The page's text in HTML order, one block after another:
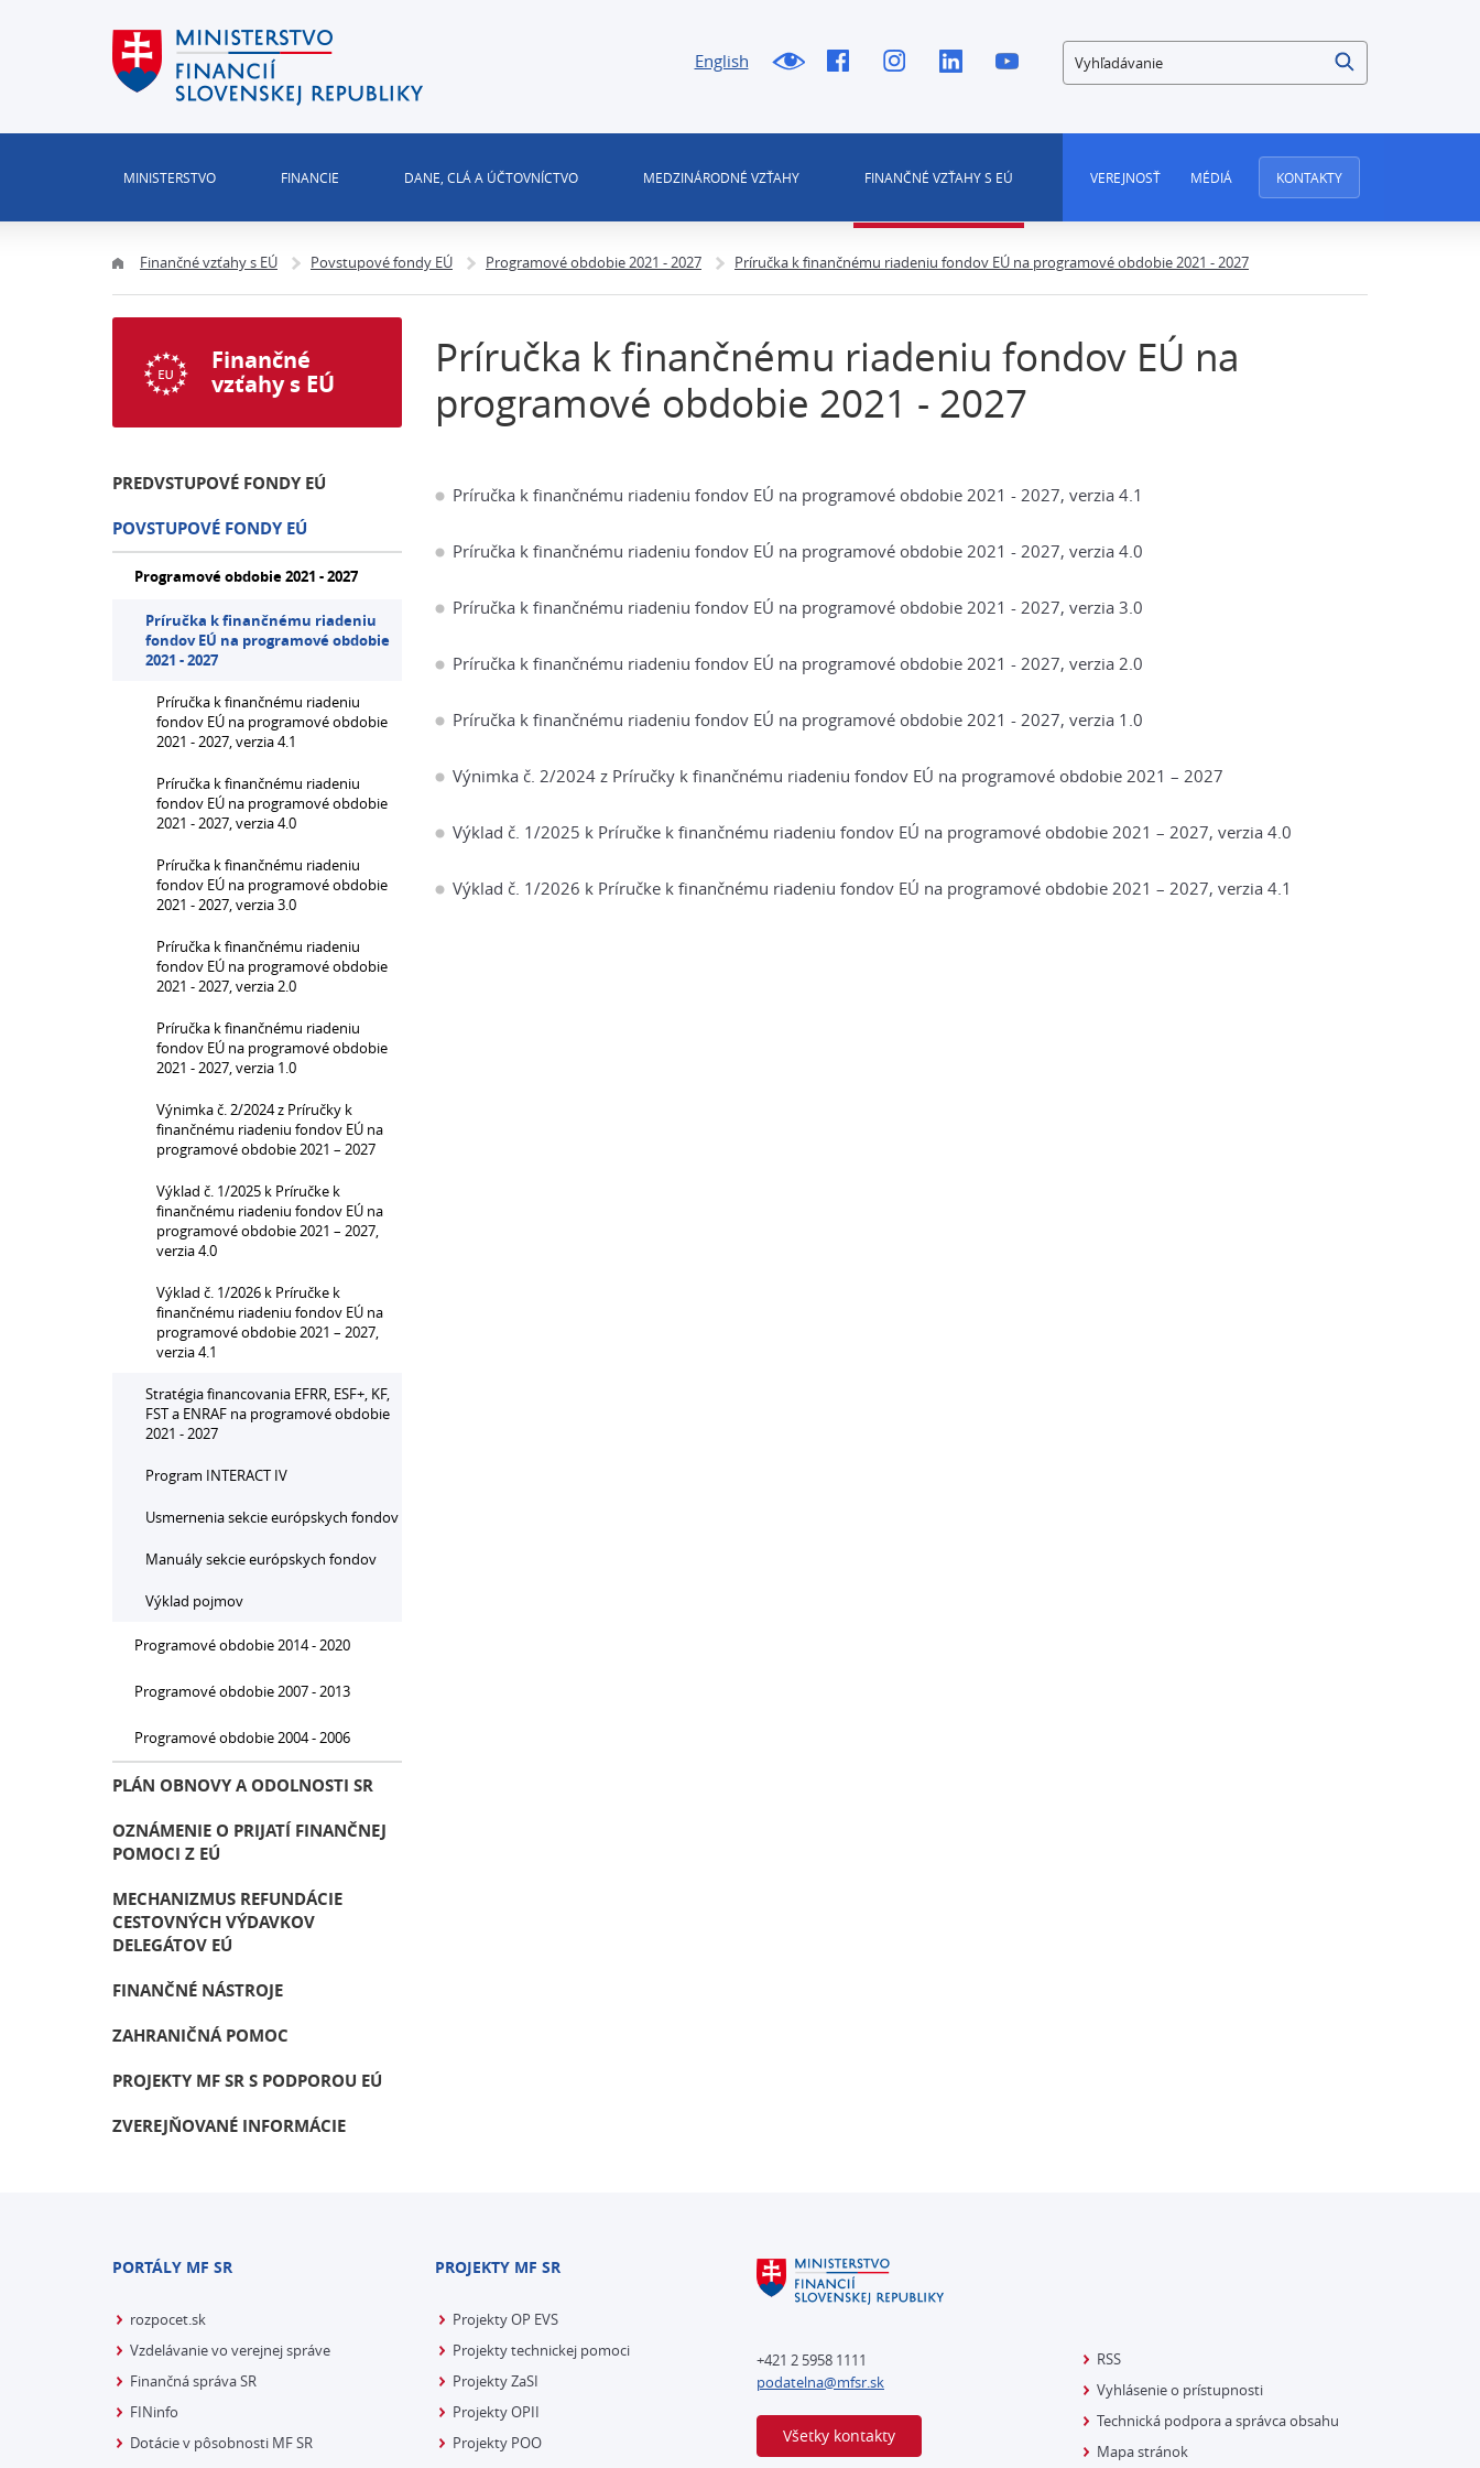
English Vyhľadávanie
MINISTERSTVO FINANCIE DANE, CLÁ A ÚČTOVNÍCTVO MEDZINÁRODNÉ VZŤAHY FINANČNÉ VZŤAHY S EÚ VEREJNOSŤ MÉDIÁ KONTAKTY
Finančné vzťahy s EÚ Povstupové fondy EÚ Programové obdobie 2021 - 2027 Príručka k finančnému riadeniu fondov EÚ na programové obdobie 2021 - 2027
Príručka k finančnému riadeniu fondov EÚ na
programové obdobie 2021 - 2027
Príručka k finančnému riadeniu fondov EÚ na programové obdobie 2021 - 2027, verzia 4.1
Príručka k finančnému riadeniu fondov EÚ na programové obdobie 2021 - 2027, verzia 4.0
Príručka k finančnému riadeniu fondov EÚ na programové obdobie 2021 - 2027, verzia 3.0
Príručka k finančnému riadeniu fondov EÚ na programové obdobie 2021 - 2027, verzia 2.0
Príručka k finančnému riadeniu fondov EÚ na programové obdobie 2021 - 2027, verzia 1.0
Výnimka č. 2/2024 z Príručky k finančnému riadeniu fondov EÚ na programové obdobie 2021 – 2027
Výklad č. 1/2025 k Príručke k finančnému riadeniu fondov EÚ na programové obdobie 2021 – 2027, verzia 4.0
Výklad č. 1/2026 k Príručke k finančnému riadeniu fondov EÚ na programové obdobie 2021 – 2027, verzia 4.1
Finančné
vzťahy s EÚ
PREDVSTUPOVÉ FONDY EÚ
POVSTUPOVÉ FONDY EÚ
Programové obdobie 2021 - 2027
Príručka k finančnému riadeniu
fondov EÚ na programové obdobie
2021 - 2027
Príručka k finančnému riadeniu
fondov EÚ na programové obdobie
2021 - 2027, verzia 4.1
Príručka k finančnému riadeniu
fondov EÚ na programové obdobie
2021 - 2027, verzia 4.0
Príručka k finančnému riadeniu
fondov EÚ na programové obdobie
2021 - 2027, verzia 3.0
Príručka k finančnému riadeniu
fondov EÚ na programové obdobie
2021 - 2027, verzia 2.0
Príručka k finančnému riadeniu
fondov EÚ na programové obdobie
2021 - 2027, verzia 1.0
Výnimka č. 2/2024 z Príručky k
finančnému riadeniu fondov EÚ na
programové obdobie 2021 – 2027
Výklad č. 1/2025 k Príručke k
finančnému riadeniu fondov EÚ na
programové obdobie 2021 – 2027,
verzia 4.0
Výklad č. 1/2026 k Príručke k
finančnému riadeniu fondov EÚ na
programové obdobie 2021 – 2027,
verzia 4.1
Stratégia financovania EFRR, ESF+, KF,
FST a ENRAF na programové obdobie
2021 - 2027
Program INTERACT IV
Usmernenia sekcie európskych fondov
Manuály sekcie európskych fondov
Výklad pojmov
Programové obdobie 2014 - 2020
Programové obdobie 2007 - 2013
Programové obdobie 2004 - 2006
PLÁN OBNOVY A ODOLNOSTI SR
OZNÁMENIE O PRIJATÍ FINANČNEJ
POMOCI Z EÚ
MECHANIZMUS REFUNDÁCIE
CESTOVNÝCH VÝDAVKOV
DELEGÁTOV EÚ
FINANČNÉ NÁSTROJE
ZAHRANIČNÁ POMOC
PROJEKTY MF SR S PODPOROU EÚ
ZVEREJŇOVANÉ INFORMÁCIE
PORTÁLY MF SR
rozpocet.sk
Vzdelávanie vo verejnej správe
Finančná správa SR
FINinfo
Dotácie v pôsobnosti MF SR
PROJEKTY MF SR
Projekty OP EVS
Projekty technickej pomoci
Projekty ZaSI
Projekty OPII
Projekty POO
+421 2 5958 1111
podatelna@mfsr.sk
Všetky kontakty
RSS
Vyhlásenie o prístupnosti
Technická podpora a správca obsahu
Mapa stránok